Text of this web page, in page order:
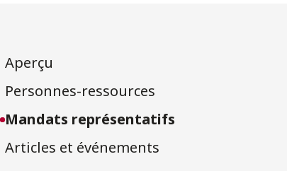
Aperçu
Personnes-ressources
Mandats représentatifs
Articles et événements